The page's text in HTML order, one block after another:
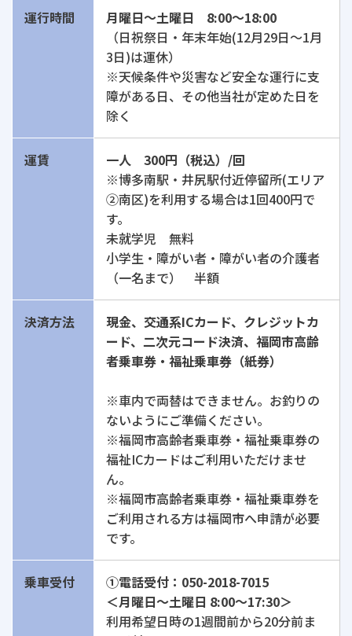
運行時間
月曜日〜土曜日 8:00〜18:00
（日祝祭日・年末年始(12月29日～1月
3日)は運休）
※天候条件や災害など安全な運行に支
障がある日、その他当社が定めた日を
除く
運賃
一人 300円（税込）/回
※博多南駅・井尻駅付近停留所(エリア
②南区)を利用する場合は1回400円で
す。
未就学児 無料
小学生・障がい者・障がい者の介護者
（一名まで） 半額
決済方法
現金、交通系ICカード、クレジットカ
ード、二次元コード決済、福岡市高齢
者乗車券・福祉乗車券（紙券）
※車内で両替はできません。お釣りの
ないようにご準備ください。
※福岡市高齢者乗車券・福祉乗車券の
福祉ICカードはご利用いただけませ
ん。
※福岡市高齢者乗車券・福祉乗車券を
ご利用される方は福岡市へ申請が必要
です。
乗車受付
①電話受付：050-2018-7015
＜月曜日～土曜日 8:00〜17:30＞
利用希望日時の1週間前から20分前ま